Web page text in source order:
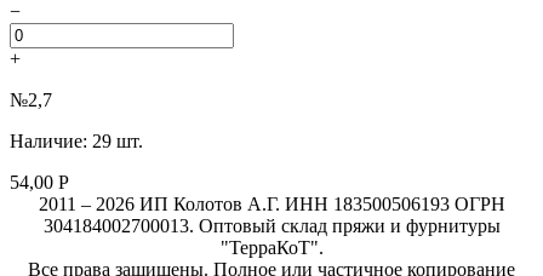
−
+
№2,7
Наличие: 29 шт.
54,00 Р
2011 – 2026 ИП Колотов А.Г. ИНН 183500506193 ОГРН
304184002700013. Оптовый склад пряжи и фурнитуры
"ТерраКоТ".
Все права защищены. Полное или частичное копирование